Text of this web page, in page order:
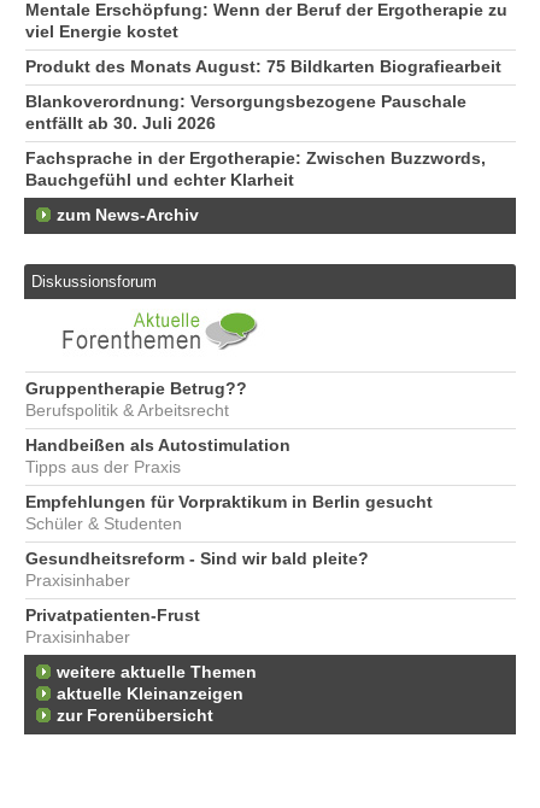
Mentale Erschöpfung: Wenn der Beruf der Ergotherapie zu
viel Energie kostet
Produkt des Monats August: 75 Bildkarten Biografiearbeit
Blankoverordnung: Versorgungsbezogene Pauschale
entfällt ab 30. Juli 2026
Fachsprache in der Ergotherapie: Zwischen Buzzwords,
Bauchgefühl und echter Klarheit
zum News-Archiv
Diskussionsforum
Gruppentherapie Betrug??
Berufspolitik & Arbeitsrecht
Handbeißen als Autostimulation
Tipps aus der Praxis
Empfehlungen für Vorpraktikum in Berlin gesucht
Schüler & Studenten
Gesundheitsreform - Sind wir bald pleite?
Praxisinhaber
Privatpatienten-Frust
Praxisinhaber
weitere aktuelle Themen
aktuelle Kleinanzeigen
zur Forenübersicht